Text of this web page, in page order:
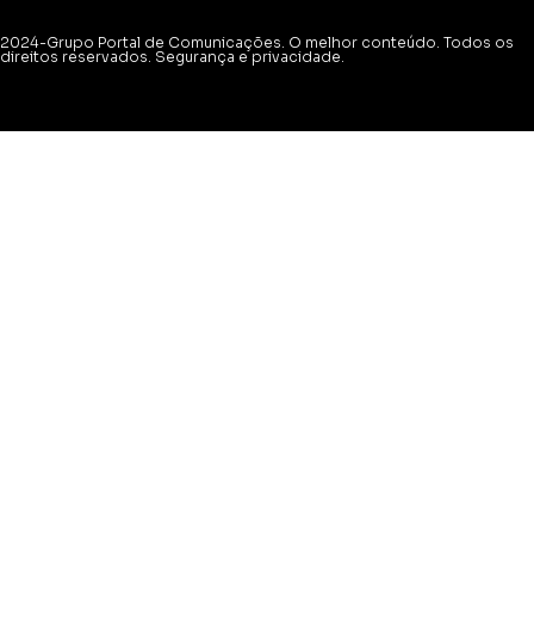
2024-Grupo Portal de Comunicações. O melhor conteúdo. Todos os
direitos reservados. Segurança e privacidade.